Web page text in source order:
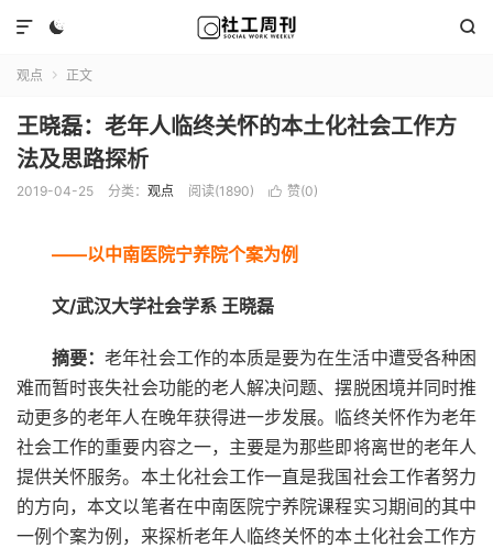
 

观点  正文
王晓磊：老年人临终关怀的本土化社会工作方
法及思路探析
2019-04-25 分类： 观点 阅读(1890)  赞(0)
——以中南医院宁养院个案为例
文/武汉大学社会学系 王晓磊
摘要：老年社会工作的本质是要为在生活中遭受各种困
难而暂时丧失社会功能的老人解决问题、摆脱困境并同时推
动更多的老年人在晚年获得进一步发展。临终关怀作为老年
社会工作的重要内容之一，主要是为那些即将离世的老年人
提供关怀服务。本土化社会工作一直是我国社会工作者努力
的方向，本文以笔者在中南医院宁养院课程实习期间的其中
一例个案为例，来探析老年人临终关怀的本土化社会工作方